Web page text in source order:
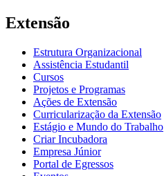
Extensão
Estrutura Organizacional
Assistência Estudantil
Cursos
Projetos e Programas
Ações de Extensão
Curricularização da Extensão
Estágio e Mundo do Trabalho
Criar Incubadora
Empresa Júnior
Portal de Egressos